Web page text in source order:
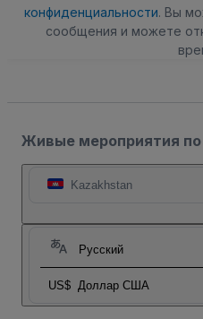
конфиденциальности. Вы
сообщения и можете
Живые мероприятия
Kazakhstan
Русский
US$ Доллар США